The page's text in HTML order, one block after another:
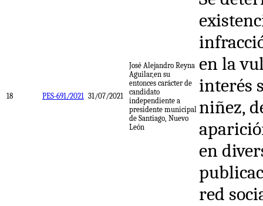
18 PES-691/2021 31/07/2021
José Alejandro Reyna
Aguilar,en su
entonces carácter de
candidato
independiente a
presidente municipal
de Santiago, Nuevo
León
en la
interés
niñez,
en
red